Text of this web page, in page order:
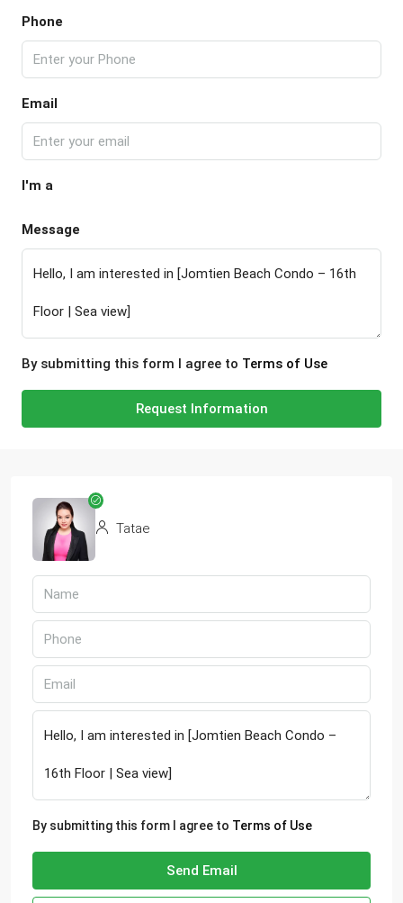
Phone
Email
I'm a
Message
By submitting this form I agree to Terms of Use
Request Information
Tatae
By submitting this form I agree to Terms of Use
Send Email